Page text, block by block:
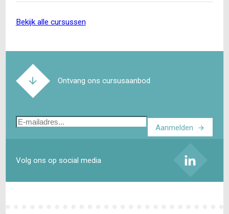
bekijk alle cursussen
Ontvang ons cursusaanbod
E-
Aanmelden
Volg ons op social media